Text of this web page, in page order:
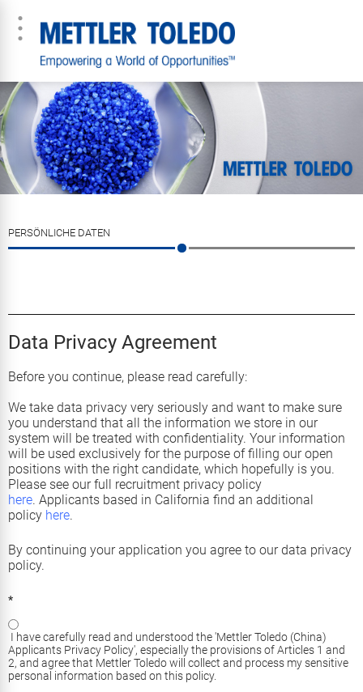
PERSÖNLICHE DATEN
Data Privacy Agreement
Before you continue, please read carefully:
We take data privacy very seriously and want to make sure
you understand that all the information we store in our
system will be treated with confidentiality. Your information
will be used exclusively for the purpose of filling our open
positions with the right candidate, which hopefully is you.
Please see our full recruitment privacy policy
here. Applicants based in California find an additional
policy here.
By continuing your application you agree to our data privacy
policy.
*
I have carefully read and understood the 'Mettler Toledo (China)
Applicants Privacy Policy', especially the provisions of Articles 1 and
2, and agree that Mettler Toledo will collect and process my sensitive
personal information based on this policy.